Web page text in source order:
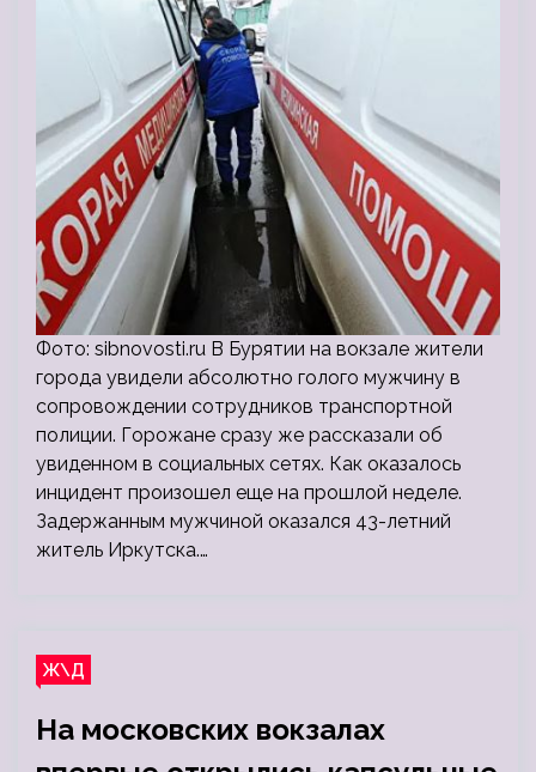
Фото: sibnovosti.ru В Бурятии на вокзале жители
города увидели абсолютно голого мужчину в
сопровождении сотрудников транспортной
полиции. Горожане сразу же рассказали об
увиденном в социальных сетях. Как оказалось
инцидент произошел еще на прошлой неделе.
Задержанным мужчиной оказался 43-летний
житель Иркутска.…
Ж\Д
На московских вокзалах